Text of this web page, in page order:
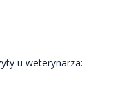
u weterynarza: